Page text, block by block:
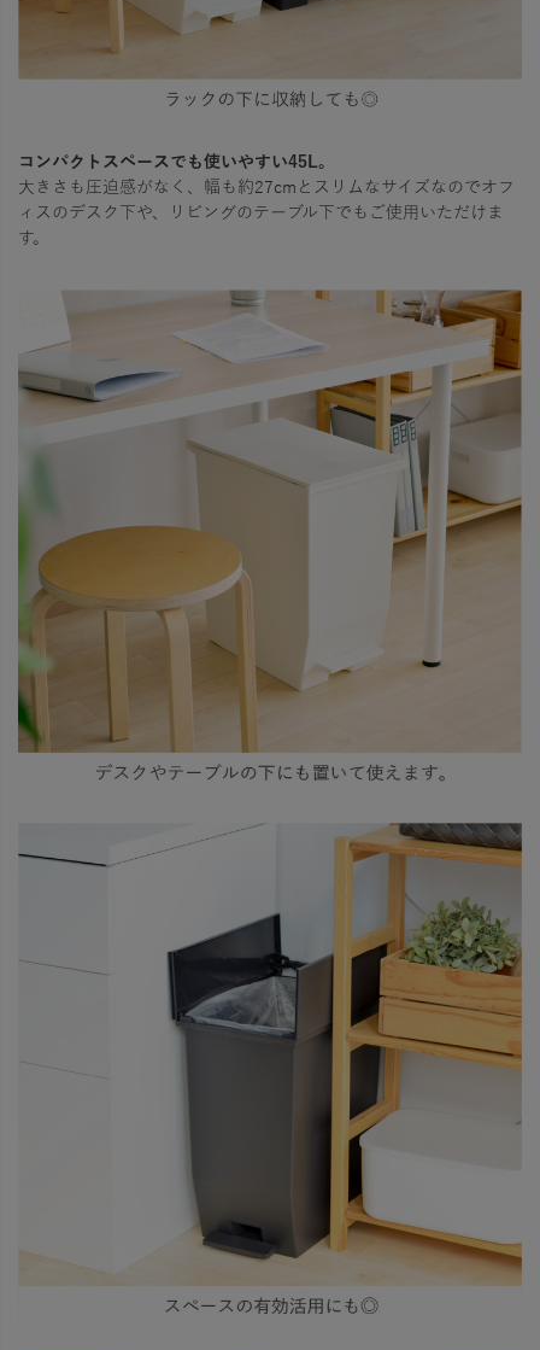
コンパクトスペースでも使いやすい45L。
大きさも圧迫感がなく、幅も約27cmとスリムなサイズなのでオフ
ィスのデスク下や、リビングのテーブル下でもご使用いただけま
す。